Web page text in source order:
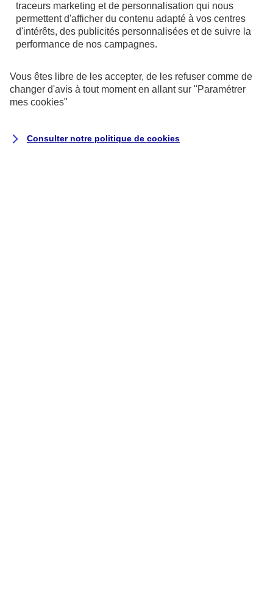
parAccessiWayrévèle que 72.09% des
critères du RGAA version 4.1.2 sont
respectés.
Nombre de critères conformes : 31
Nombre de critères non applicables : 63
traceurs marketing et de personnalisation qui nous
permettent d'afficher du contenu adapté à vos centres
d'intérêts, des publicités personnalisées et de suivre la
performance de nos campagnes.
Vous êtes libre de les accepter, de les refuser comme de
changer d'avis à tout moment en allant sur "Paramétrer
mes cookies"
Consulter notre politique de cookies